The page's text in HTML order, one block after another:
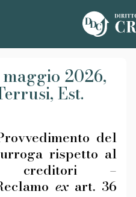
maggio 2026,
Est.
del
rispetto al
creditori –
ex art. 36